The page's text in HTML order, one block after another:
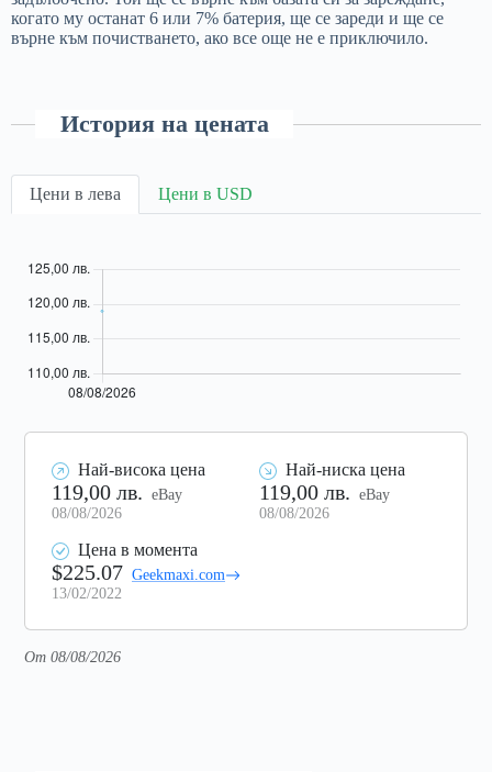
когато му останат 6 или 7% батерия, ще се зареди и ще се
върне към почистването, ако все още не е приключило.
История на цената
Цени в лева Цени в USD
Най-висока цена
119,00 лв. eBay
08/08/2026
Най-ниска цена
119,00 лв. eBay
08/08/2026
Цена в момента
$225.07 Geekmaxi.com
13/02/2022
От 08/08/2026